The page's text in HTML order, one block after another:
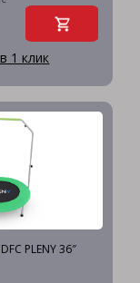
1 клик
PLENY 36″